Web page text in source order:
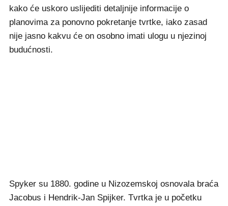
kako će uskoro uslijediti detaljnije informacije o
planovima za ponovno pokretanje tvrtke, iako zasad
nije jasno kakvu će on osobno imati ulogu u njezinoj
budućnosti.
Spyker su 1880. godine u Nizozemskoj osnovala braća
Jacobus i Hendrik-Jan Spijker. Tvrtka je u početku